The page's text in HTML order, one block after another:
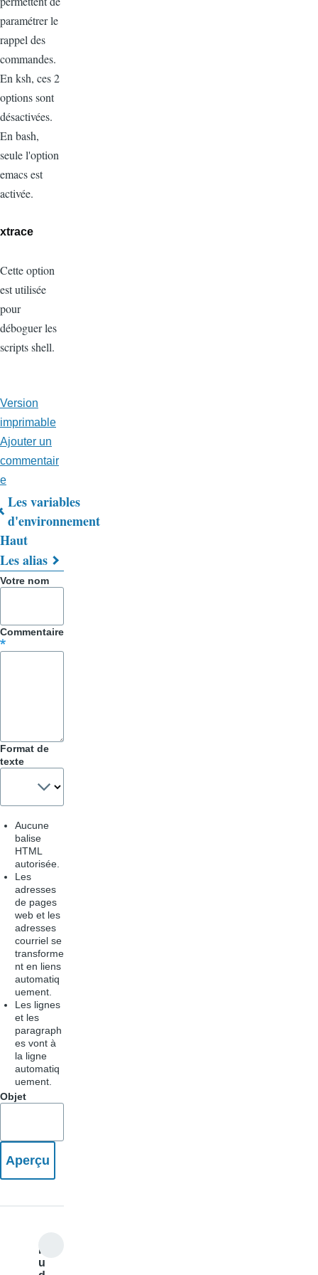
paramétrer le
rappel des
commandes.
En ksh, ces 2
options sont
désactivées.
En bash,
seule l'option
emacs est
activée.
xtrace
Cette option
est utilisée
pour
déboguer les
scripts shell.
Version
imprimable
Ajouter un
commentair
e
Liens
transversaux
de
pour
Trucs
Les variables
d'environnement
Haut
Les alias
Votre nom
Commentaire
Format de
texte
Aucune
balise
HTML
autorisée.
Les
adresses
de pages
web et les
adresses
courriel se
transforme
nt en liens
automatiq
uement.
Les lignes
et les
paragraph
es vont à
la ligne
automatiq
uement.
Objet
R
u